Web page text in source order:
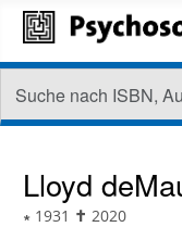
Lloyd
∗ 1931 ✝ 2020